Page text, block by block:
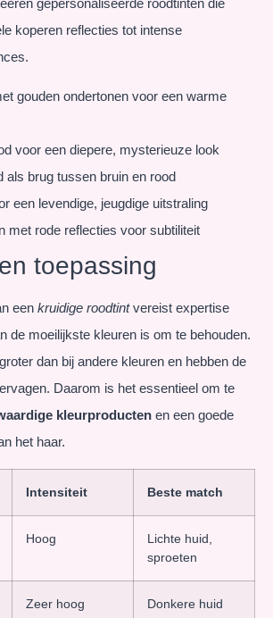
koperen reflecties tot intense
gouden ondertonen voor een warme
voor een diepere, mysterieuze look
als brug tussen bruin en rood
een levendige, jeugdige uitstraling
met rode reflecties voor subtiliteit
toepassing
een kruidige roodtintvereist expertise
de moeilijkste kleuren is om te behouden.
dan bij andere kleuren en hebben de
Daarom is het essentieel om te
kleurproducten en een goede
het haar.
Intensiteit Beste match
Hoog
Lichte huid,
sproeten
Zeer hoog Donkere huid